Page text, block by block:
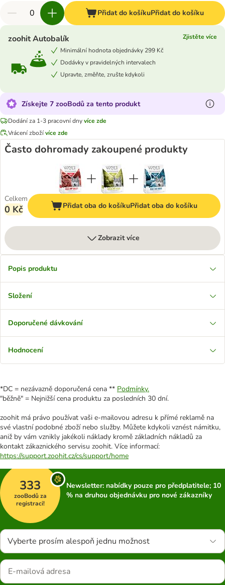
Přidat do košíkuPřidat do košíku
zoohit Autobalík
Zjistěte více
Minimální hodnota objednávky 299 Kč
Dodávky v pravidelných intervalech
Upravte, změňte, zrušte kdykoli
Získejte 7 zooBodů za tento produkt
Dodání za 1-3 pracovní dnyvíce zde
Vrácení zbožívíce zde
Často dohromady zakoupené produkty
Celkem
0 Kč Přidat oba do košíkuPřidat oba do košíku
Zobrazit více
Popis produktu
Složení
Doporučené dávkování
Hodnocení
*DC = nezávazně doporučená cena ** Podmínky.
"běžně" = Nejnižší cena produktu za posledních 30 dní.
zoohit má právo používat vaši e-mailovou adresu k přímé reklamě na
své vlastní podobné zboží nebo služby. Můžete kdykoli vznést námitku,
aniž by vám vznikly jakékoli náklady kromě základních nákladů za
kontakt zákaznického servisu zoohit. Více informací:
https://support.zoohit.cz/cs/support/home
333
zooBodů za
registraci!
Newsletter: nabídky pouze pro předplatitele; 10
% na druhou objednávku pro nové zákazníky
Vyberte prosím alespoň jednu možnost